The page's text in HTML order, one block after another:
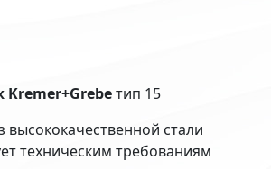
тип 15
высококачественной стали
техническим требованиям